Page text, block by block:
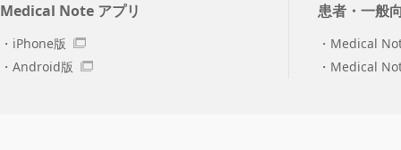
Medical Note アプリ
iPhone版
Android版
患者・一般
Medical
Medical